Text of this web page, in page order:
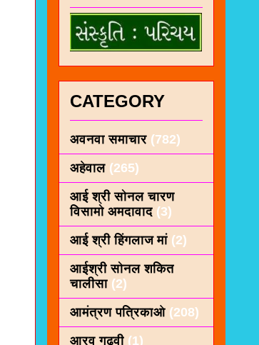
CATEGORY
अवनवा समाचार (782)
अहेवाल (265)
आई श्री सोनल चारण
विसामो अमदावाद (3)
आई श्री हिंगलाज मां (2)
आईश्री सोनल शकित
चालीसा (2)
आमंत्रण पत्रिकाओ (208)
आरव गढवी (1)